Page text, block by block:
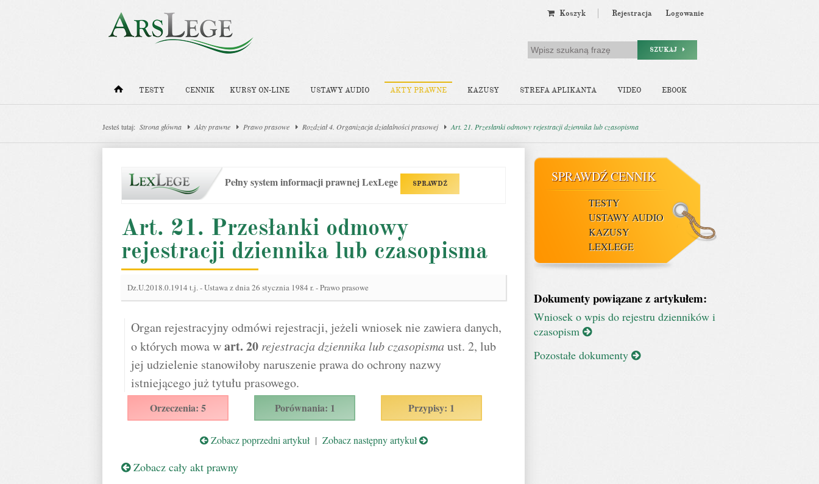
Koszyk Rejestracja Logowanie
SZUKAJ
TESTY CENNIK KURSY ON-LINE USTAWY AUDIO AKTY PRAWNE KAZUSY STREFA APLIKANTA VIDEO EBOOK
Jesteś tutaj: Strona główna Akty prawne Prawo prasowe Rozdział 4. Organizacja działalności prasowej Art. 21. Przesłanki odmowy rejestracji dziennika lub czasopisma
Pełny system informacji prawnej LexLege SPRAWDŹ
Art. 21. Przesłanki odmowy
rejestracji dziennika lub czasopisma
Dz.U.2018.0.1914 t.j.-Ustawa z dnia 26 stycznia 1984 r. - Prawo prasowe
Organ rejestracyjny odmówi rejestracji, jeżeli wniosek nie zawiera danych,
o których mowa wart. 20 rejestracja dziennika lub czasopismaust. 2, lub
jej udzielenie stanowiłoby naruszenie prawa do ochrony nazwy
istniejącego już tytułu prasowego.
Orzeczenia: 5 Porównania: 1 Przypisy: 1
Zobacz poprzedni artykuł| Zobacz następny artykuł
Zobacz cały akt prawny
SPRAWDŹ CENNIK
TESTY
USTAWY AUDIO
KAZUSY
LEXLEGE
Dokumenty powiązane z artykułem:
Wniosek o wpis do rejestru dzienników i
czasopism
Pozostałe dokumenty